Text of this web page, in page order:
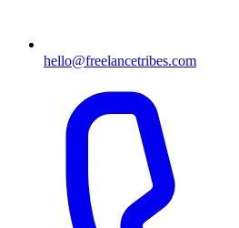
hello@freelancetribes.com